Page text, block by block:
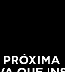
PRÓXIMA